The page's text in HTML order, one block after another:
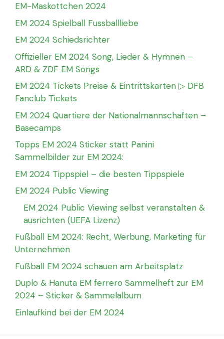
EM-Maskottchen 2024
EM 2024 Spielball Fussballliebe
EM 2024 Schiedsrichter
Offizieller EM 2024 Song, Lieder & Hymnen –
ARD & ZDF EM Songs
EM 2024 Tickets Preise & Eintrittskarten ▷ DFB
Fanclub Tickets
EM 2024 Quartiere der Nationalmannschaften –
Basecamps
Topps EM 2024 Sticker statt Panini
Sammelbilder zur EM 2024:
EM 2024 Tippspiel – die besten Tippspiele
EM 2024 Public Viewing
EM 2024 Public Viewing selbst veranstalten &
ausrichten (UEFA Lizenz)
Fußball EM 2024: Recht, Werbung, Marketing für
Unternehmen
Fußball EM 2024 schauen am Arbeitsplatz
Duplo & Hanuta EM ferrero Sammelheft zur EM
2024 – Sticker & Sammelalbum
Einlaufkind bei der EM 2024